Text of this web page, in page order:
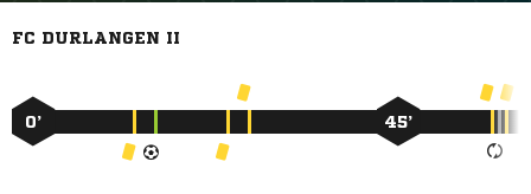
FC DURLANGEN II
0’ 45’